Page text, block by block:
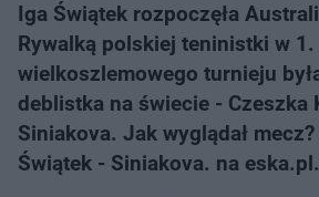
Iga Świątek rozpoczęła
Rywalką polskiej teninistki w
wielkoszlemowego turnieju
deblistka na świecie - Czeszka
Siniakova. Jak wyglądał
Świątek - Siniakova. na eska.pl.